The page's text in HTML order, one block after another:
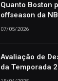
Quanto Boston
offseason da
07/05/2026
Avaliação de
da Temporada